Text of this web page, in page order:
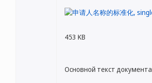
453 KB
Основной текст документа